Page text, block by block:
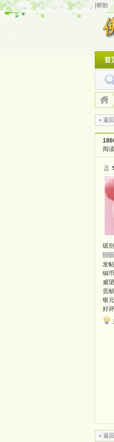
|帮助
首
« 返
阅读
级
发帖
铜币
威望
贡
银元
好
« 返